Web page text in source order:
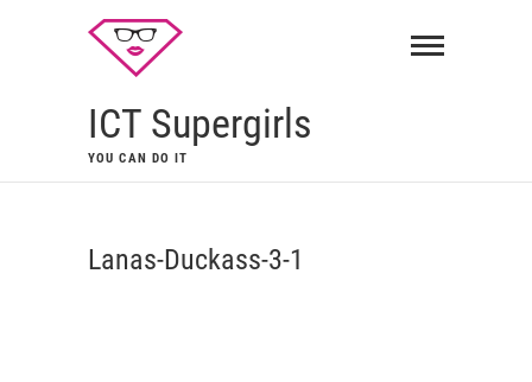
ICT Supergirls
YOU CAN DO IT
Lanas-Duckass-3-1